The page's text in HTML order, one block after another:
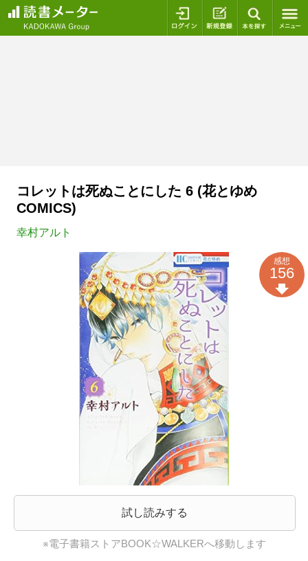
ログイン 新規登録
コレットは死ぬことにした 6 (花とゆめ
COMICS)
幸村アルト
試し読みする
※電子書籍ストアBOOK☆WALKERへ移動します
感想
156